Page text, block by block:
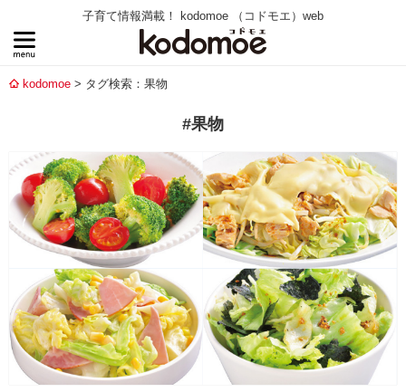
子育て情報満載！ kodomoe （コドモエ）web
kodomoe タグ検索：果物
#果物